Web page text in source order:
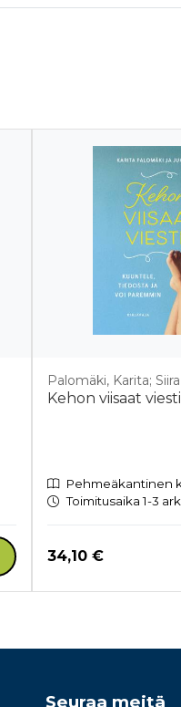
Palomäki, Karita;
Kehon viisaat
Pehmeäkantinen
Toimitusaika 1-3
Hinta nyt
34,10 €
Seuraa meitä